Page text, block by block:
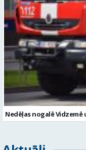
Nedēļas nogalē